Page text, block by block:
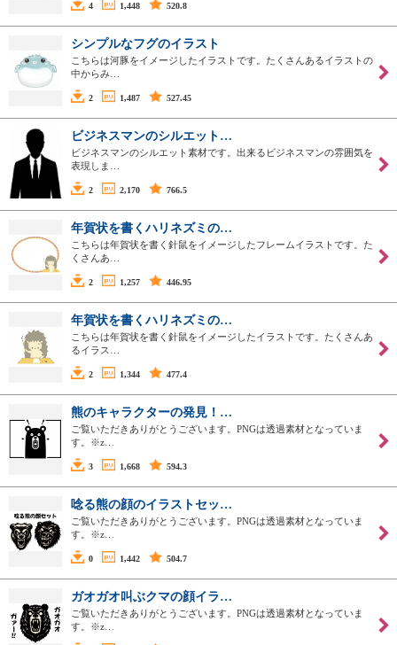
4 1,448 520.8
シンプルなフグのイラスト
こちらは河豚をイメージしたイラストです。たくさんあるイラストの
中からみ…
2 1,487 527.45
ビジネスマンのシルエット…
ビジネスマンのシルエット素材です。出来るビジネスマンの雰囲気を
表現しま…
2 2,170 766.5
年賀状を書くハリネズミの…
こちらは年賀状を書く針鼠をイメージしたフレームイラストです。た
くさんあ…
2 1,257 446.95
年賀状を書くハリネズミの…
こちらは年賀状を書く針鼠をイメージしたイラストです。たくさんあ
るイラス…
2 1,344 477.4
熊のキャラクターの発見！…
ご覧いただきありがとうございます。PNGは透過素材となっていま
す。※z…
3 1,668 594.3
唸る熊の顔のイラストセッ…
ご覧いただきありがとうございます。PNGは透過素材となっていま
す。※z…
0 1,442 504.7
ガオガオ叫ぶクマの顔イラ…
ご覧いただきありがとうございます。PNGは透過素材となっていま
す。※z…